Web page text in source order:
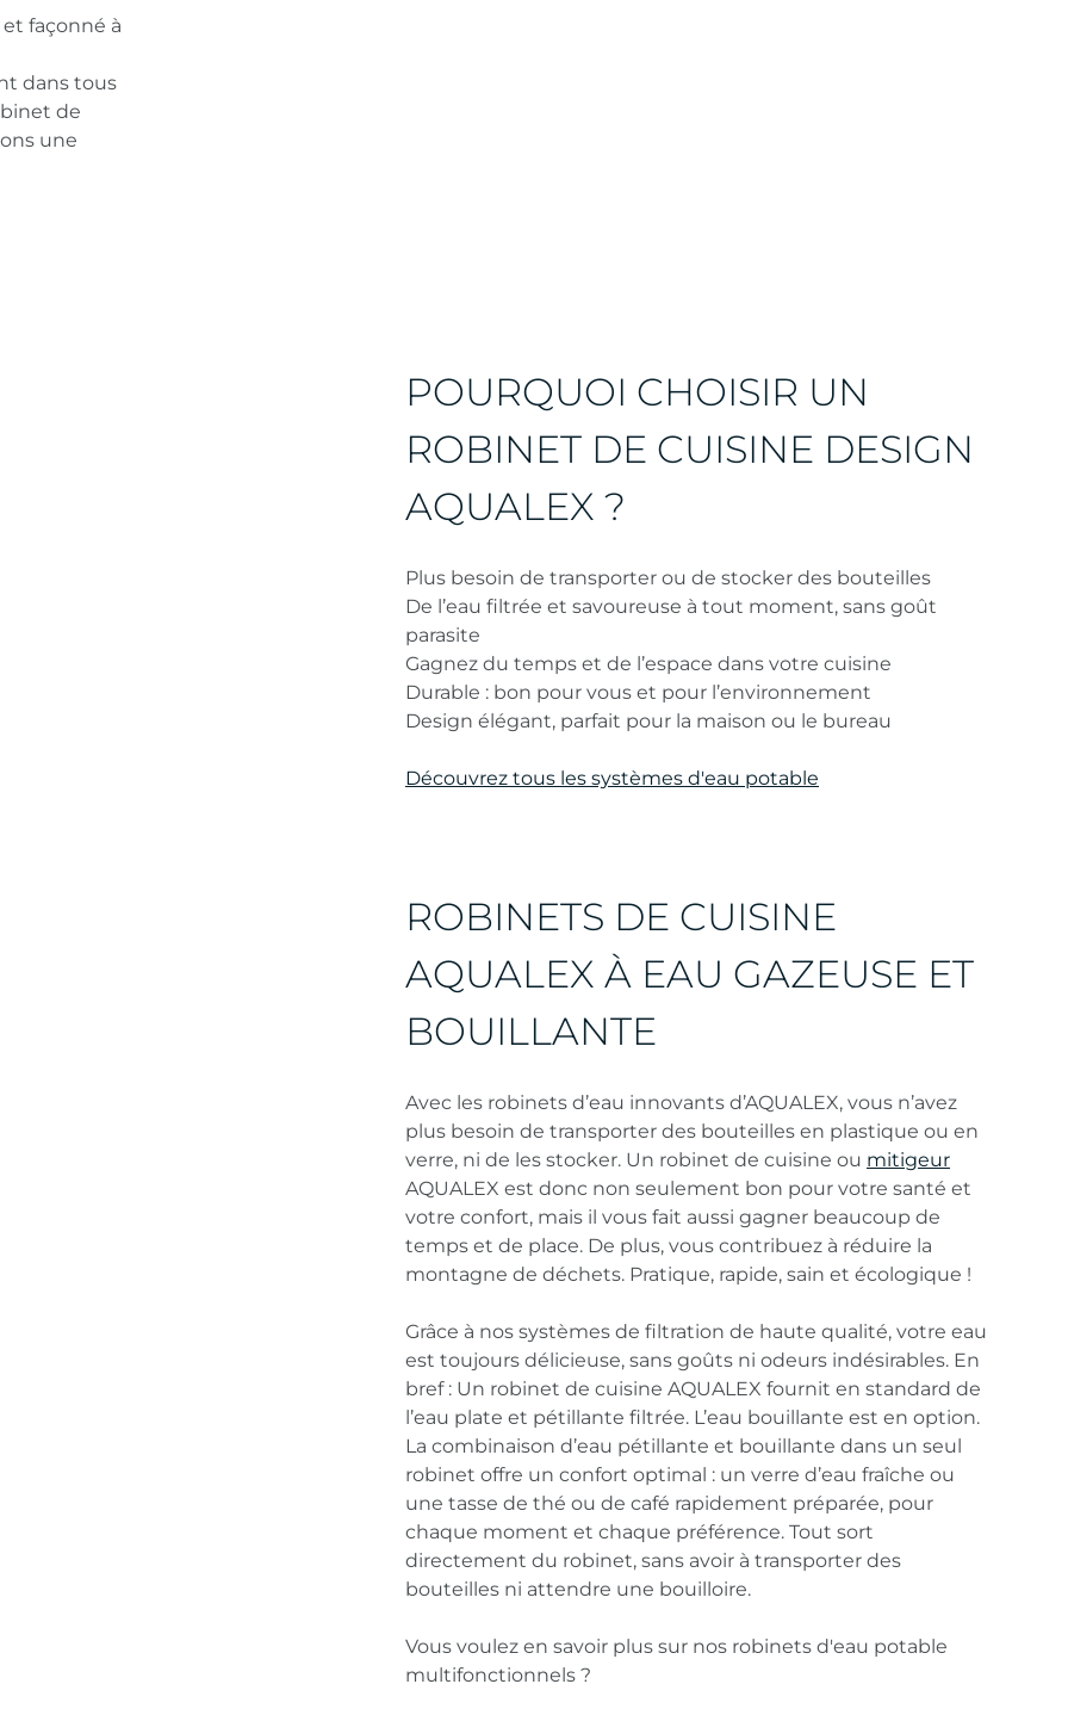
façonné à
dans tous
de
une
POURQUOI CHOISIR UN
ROBINET DE CUISINE DESIGN
AQUALEX ?
Plus besoin de transporter ou de stocker des bouteilles
De l’eau filtrée et savoureuse à tout moment, sans goût
parasite
Gagnez du temps et de l’espace dans votre cuisine
Durable : bon pour vous et pour l’environnement
Design élégant, parfait pour la maison ou le bureau
Découvrez tous les systèmes d'eau potable
ROBINETS DE CUISINE
AQUALEX À EAU GAZEUSE ET
BOUILLANTE
Avec les robinets d’eau innovants d’AQUALEX, vous n’avez
plus besoin de transporter des bouteilles en plastique ou en
verre, ni de les stocker. Un robinet de cuisine ou mitigeur
AQUALEX est donc non seulement bon pour votre santé et
votre confort, mais il vous fait aussi gagner beaucoup de
temps et de place. De plus, vous contribuez à réduire la
montagne de déchets. Pratique, rapide, sain et écologique !
Grâce à nos systèmes de filtration de haute qualité, votre eau
est toujours délicieuse, sans goûts ni odeurs indésirables. En
bref : Un robinet de cuisine AQUALEX fournit en standard de
l’eau plate et pétillante filtrée. L’eau bouillante est en option.
La combinaison d’eau pétillante et bouillante dans un seul
robinet offre un confort optimal : un verre d’eau fraîche ou
une tasse de thé ou de café rapidement préparée, pour
chaque moment et chaque préférence. Tout sort
directement du robinet, sans avoir à transporter des
bouteilles ni attendre une bouilloire.
Vous voulez en savoir plus sur nos robinets d'eau potable
multifonctionnels ?